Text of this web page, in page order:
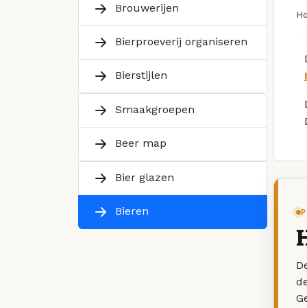
Brouwerijen
Bierproeverij organiseren
Bierstijlen
Smaakgroepen
Beer map
Bier glazen
Bieren